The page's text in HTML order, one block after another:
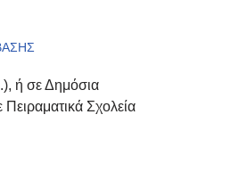
ή σε Δημόσια
Σχολεία